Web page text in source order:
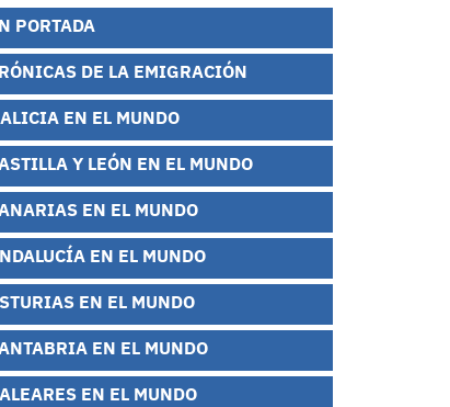
PORTADA
DE LA EMIGRACIÓN
EN EL MUNDO
Y LEÓN EN EL MUNDO
EN EL MUNDO
EN EL MUNDO
EN EL MUNDO
EN EL MUNDO
EN EL MUNDO